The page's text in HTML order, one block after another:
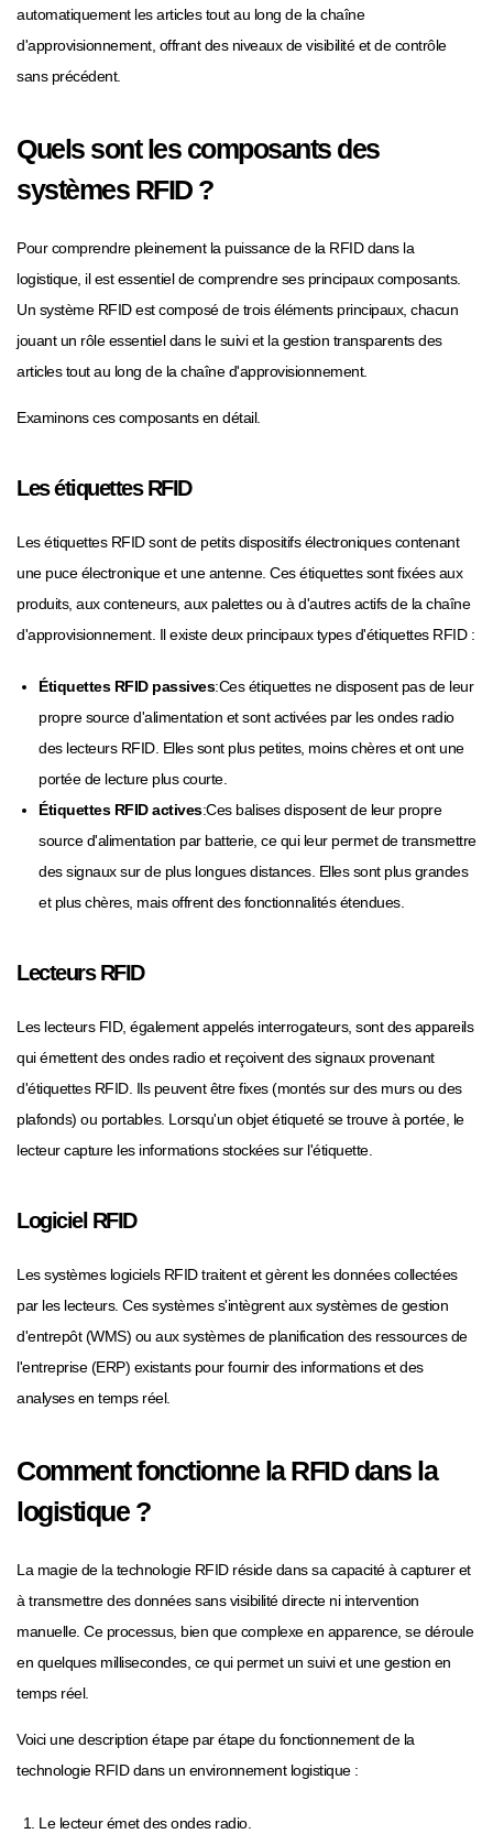
automatiquement les articles tout au long de la chaîne
d'approvisionnement, offrant des niveaux de visibilité et de contrôle
sans précédent.
Quels sont les composants des
systèmes RFID ?
Pour comprendre pleinement la puissance de la RFID dans la
logistique, il est essentiel de comprendre ses principaux composants.
Un système RFID est composé de trois éléments principaux, chacun
jouant un rôle essentiel dans le suivi et la gestion transparents des
articles tout au long de la chaîne d'approvisionnement.
Examinons ces composants en détail.
Les étiquettes RFID
Les étiquettes RFID sont de petits dispositifs électroniques contenant
une puce électronique et une antenne. Ces étiquettes sont fixées aux
produits, aux conteneurs, aux palettes ou à d'autres actifs de la chaîne
d'approvisionnement. Il existe deux principaux types d'étiquettes RFID :
Étiquettes RFID passives:Ces étiquettes ne disposent pas de leur
propre source d'alimentation et sont activées par les ondes radio
des lecteurs RFID. Elles sont plus petites, moins chères et ont une
portée de lecture plus courte.
Étiquettes RFID actives:Ces balises disposent de leur propre
source d'alimentation par batterie, ce qui leur permet de transmettre
des signaux sur de plus longues distances. Elles sont plus grandes
et plus chères, mais offrent des fonctionnalités étendues.
Lecteurs RFID
Les lecteurs FID, également appelés interrogateurs, sont des appareils
qui émettent des ondes radio et reçoivent des signaux provenant
d'étiquettes RFID. Ils peuvent être fixes (montés sur des murs ou des
plafonds) ou portables. Lorsqu'un objet étiqueté se trouve à portée, le
lecteur capture les informations stockées sur l'étiquette.
Logiciel RFID
Les systèmes logiciels RFID traitent et gèrent les données collectées
par les lecteurs. Ces systèmes s'intègrent aux systèmes de gestion
d'entrepôt (WMS) ou aux systèmes de planification des ressources de
l'entreprise (ERP) existants pour fournir des informations et des
analyses en temps réel.
Comment fonctionne la RFID dans la
logistique ?
La magie de la technologie RFID réside dans sa capacité à capturer et
à transmettre des données sans visibilité directe ni intervention
manuelle. Ce processus, bien que complexe en apparence, se déroule
en quelques millisecondes, ce qui permet un suivi et une gestion en
temps réel.
Voici une description étape par étape du fonctionnement de la
technologie RFID dans un environnement logistique :
Le lecteur émet des ondes radio.